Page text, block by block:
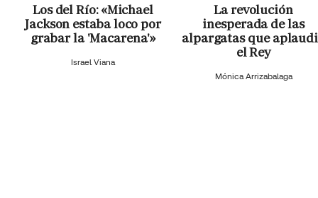
Los del Río: «Michael
Jackson estaba loco por
grabar la 'Macarena'»
Israel Viana
La revolución
inesperada de las
alpargatas que
el Rey
Mónica Arrizabalaga